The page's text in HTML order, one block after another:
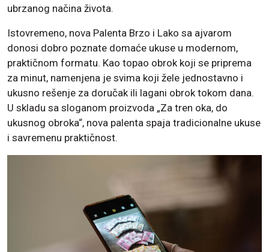
ubrzanog načina života.
Istovremeno, nova Palenta Brzo i Lako sa ajvarom
donosi dobro poznate domaće ukuse u modernom,
praktičnom formatu. Kao topao obrok koji se priprema
za minut, namenjena je svima koji žele jednostavno i
ukusno rešenje za doručak ili lagani obrok tokom dana.
U skladu sa sloganom proizvoda „Za tren oka, do
ukusnog obroka“, nova palenta spaja tradicionalne ukuse
i savremenu praktičnost.